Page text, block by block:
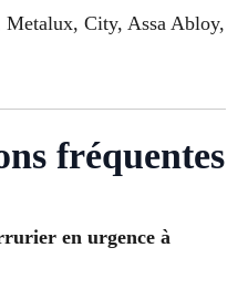
City, Assa Abloy,
fréquentes
en urgence à